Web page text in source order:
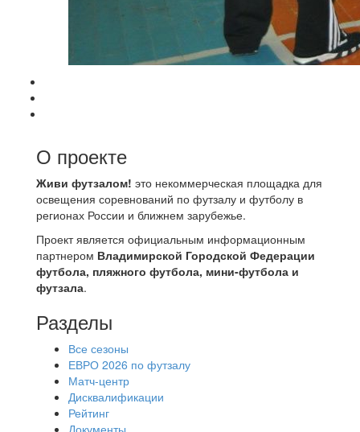
О проекте
Живи футзалом! это некоммерческая площадка для
освещения соревнований по футзалу и футболу в
регионах России и ближнем зарубежье.
Проект является официальным информационным
партнером Владимирской Городской Федерации
футбола, пляжного футбола, мини-футбола и
футзала.
Разделы
Все сезоны
ЕВРО 2026 по футзалу
Матч-центр
Дисквалификации
Рейтинг
Документы